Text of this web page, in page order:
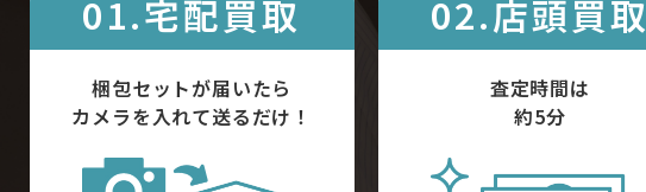
01.宅配買取
梱包セットが届いたら
カメラを入れて送るだけ！
02.店頭買取
査定時間は
約5分